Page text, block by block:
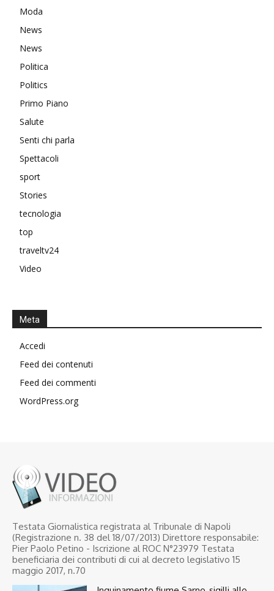
Moda
News
News
Politica
Politics
Primo Piano
Salute
Senti chi parla
Spettacoli
sport
Stories
tecnologia
top
traveltv24
Video
Meta
Accedi
Feed dei contenuti
Feed dei commenti
WordPress.org
Testata Giornalistica registrata al Tribunale di Napoli
(Registrazione n. 38 del 18/07/2013) Direttore responsabile:
Pier Paolo Petino - Iscrizione al ROC N°23979 Testata
beneficiaria dei contributi di cui al decreto legislativo 15
maggio 2017, n.70